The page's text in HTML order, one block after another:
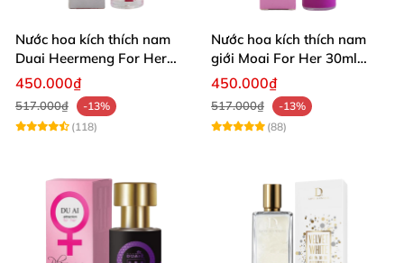
Nước hoa kích thích nam
Duai Heermeng For Her
29.5ml
450.000₫
517.000₫
-13%
(118)
Nước hoa kích thích nam
giới Moai For Her 30ml
tăng hưng phấn yêu
450.000₫
517.000₫
-13%
(88)